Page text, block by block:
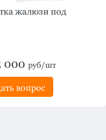
жалюзи под
000 руб/шт
вопрос